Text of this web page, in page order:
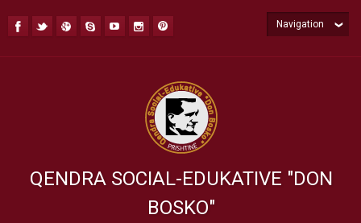
QENDRA SOCIAL-EDUKATIVE "DON
BOSKO"
Navigation